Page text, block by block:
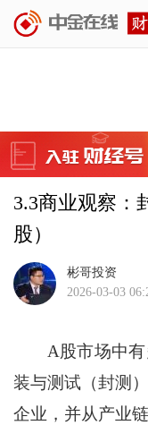
3.3商业观察：
股）
彬哥投资
2026-03-03
A股市场中有
装与测试（封测
企业，并从产业